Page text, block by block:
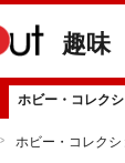
趣味
ホビー・コレク
ホビー・コレクシ